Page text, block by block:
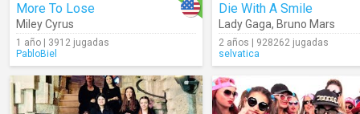
More To Lose
Miley Cyrus
1 año | 3912 jugadas
PabloBiel
Die With A Smile
Lady Gaga, Bruno Mars
2 años | 928262 jugadas
selvatica